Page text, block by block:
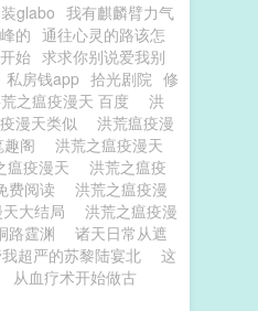
glabo 我有麒麟臂力气
的 通往心灵的路该怎
始 求求你别说爱我别
私房钱app 拾光剧院 修
之瘟疫漫天 百度
洪
漫天类似
洪荒瘟疫漫
阁
洪荒之瘟疫漫天
瘟疫漫天
洪荒之瘟疫
费阅读
洪荒之瘟疫漫
大结局
洪荒之瘟疫漫
路霆渊
诸天日常从遮
超严的苏黎陆宴北
这
从血疗术开始做古